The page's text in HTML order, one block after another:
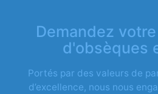
Demandez
d'obsèques
Portés par des valeurs de
d’excellence, nous nous